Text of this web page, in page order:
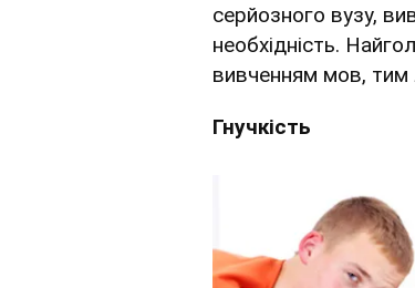
серйозного вузу,
необхідність.
вивченням мов, тим
Гнучкість